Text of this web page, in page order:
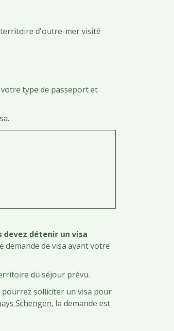
territoire d'outre-mer visité
type de passeport et
devez détenir un visa
demande de visa avant votre
du séjour prévu.
pourrez solliciter un visa pour
Schengen, la demande est